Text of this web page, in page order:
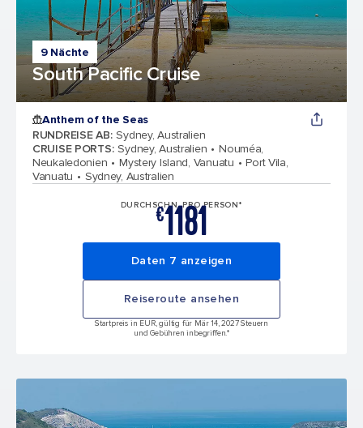
9 Nächte
South Pacific Cruise
Anthem of the Seas
RUNDREISE AB: Sydney, Australien
CRUISE PORTS: Sydney, Australien
Nouméa,
Neukaledonien
Mystery Island, Vanuatu
Port Vila,
Vanuatu
Sydney, Australien
DURCHSCHN. PRO PERSON*
€1181
Daten 7 anzeigen
Reiseroute ansehen
Startpreis in EUR, gültig für Mär 14, 2027 Steuern
und Gebühren inbegriffen.*